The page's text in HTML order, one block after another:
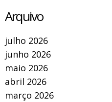
Arquivo
julho 2026
junho 2026
maio 2026
abril 2026
março 2026